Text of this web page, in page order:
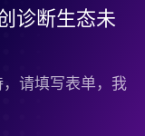
诊断生态未
请填写表单，我